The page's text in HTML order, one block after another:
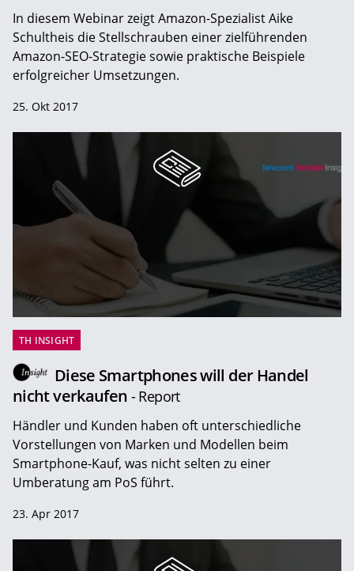
In diesem Webinar zeigt Amazon-Spezialist Aike
Schultheis die Stellschrauben einer zielführenden
Amazon-SEO-Strategie sowie praktische Beispiele
erfolgreicher Umsetzungen.
25. Okt 2017
TH INSIGHT
Diese Smartphones will der Handel
nicht verkaufen - Report
Händler und Kunden haben oft unterschiedliche
Vorstellungen von Marken und Modellen beim
Smartphone-Kauf, was nicht selten zu einer
Umberatung am PoS führt.
23. Apr 2017